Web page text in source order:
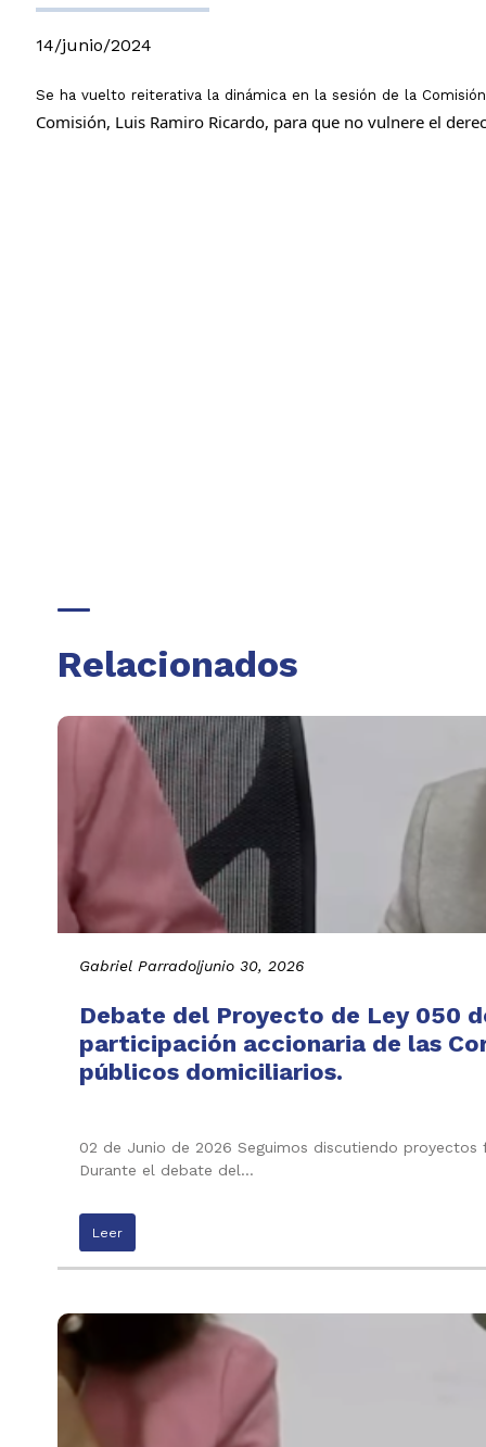
14/junio/2024
Se ha vuelto reiterativa la dinámica en la sesión de la
Comisión, Luis Ramiro Ricardo, para que no vulnere el
Relacionados
Gabriel Parrado|junio 30, 2026
Debate del Proyecto de Ley 050
participación accionaria de las
públicos domiciliarios.
02 de Junio de 2026 Seguimos discutiendo
Durante el debate del…
Leer